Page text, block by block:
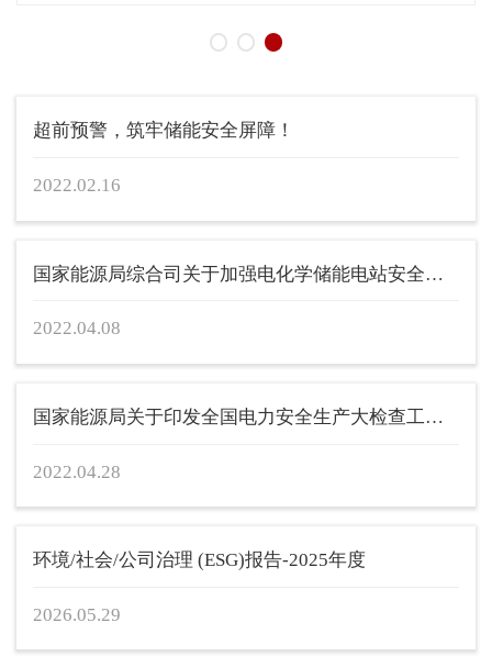
超前预警，筑牢储能安全屏障！
2022.02.16
国家能源局综合司关于加强电化学储能电站安全管理的通...
2022.04.08
国家能源局关于印发全国电力安全生产大检查工作方案的...
2022.04.28
环境/社会/公司治理 (ESG)报告-2025年度
2026.05.29